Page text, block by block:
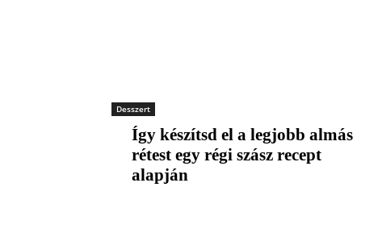
Desszert
Így készítsd el a legjobb almás
rétest egy régi szász recept
alapján